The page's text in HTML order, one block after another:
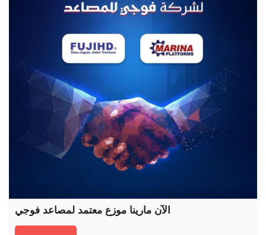
الآن مارينا موزع معتمد لمصاعد فوجي